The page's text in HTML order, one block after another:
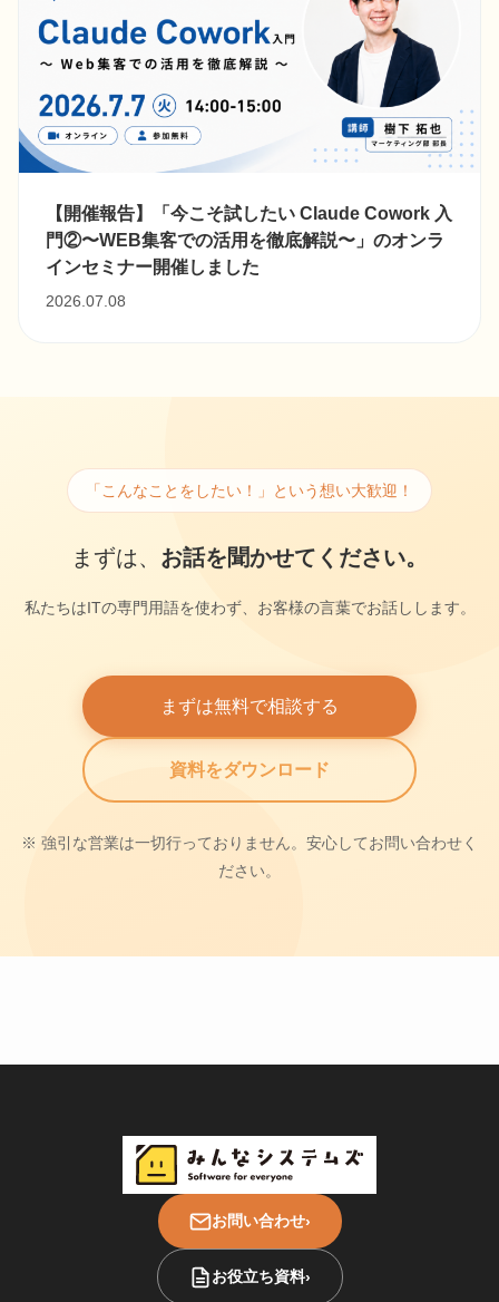
【開催報告】「今こそ試したい Claude Cowork 入
門②〜WEB集客での活用を徹底解説〜」のオンラ
インセミナー開催しました
2026.07.08
「こんなことをしたい！」という想い大歓迎！
まずは、 お話を聞かせてください。
私たちはITの専門用語を使わず、お客様の言葉でお話しします。
まずは無料で相談する
資料をダウンロード
※ 強引な営業は一切行っておりません。安心してお問い合わせく
ださい。
お問い合わせ›
お役立ち資料›